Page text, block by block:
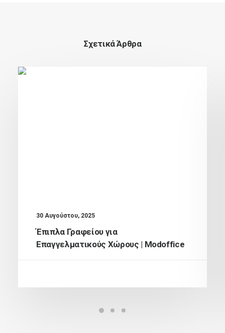
Σχετικά Άρθρα
30 Αυγούστου, 2025
Έπιπλα Γραφείου για
Επαγγελματικούς Χώρους | Modoffice